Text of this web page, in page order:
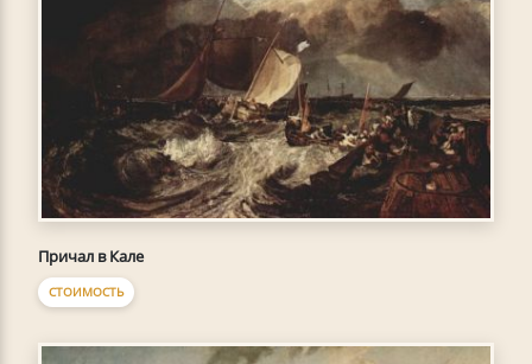
Причал в Кале
СТОИМОСТЬ